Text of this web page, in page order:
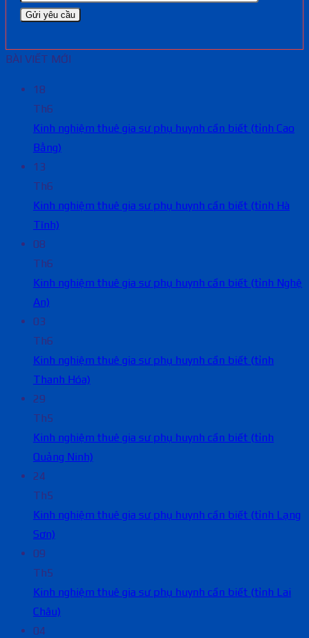
BÀI VIẾT MỚI
18
Th6
Kinh nghiệm thuê gia sư phụ huynh cần biết (tỉnh Cao
Bằng)
13
Th6
Kinh nghiệm thuê gia sư phụ huynh cần biết (tỉnh Hà
Tĩnh)
08
Th6
Kinh nghiệm thuê gia sư phụ huynh cần biết (tỉnh Nghệ
An)
03
Th6
Kinh nghiệm thuê gia sư phụ huynh cần biết (tỉnh
Thanh Hóa)
29
Th5
Kinh nghiệm thuê gia sư phụ huynh cần biết (tỉnh
Quảng Ninh)
24
Th5
Kinh nghiệm thuê gia sư phụ huynh cần biết (tỉnh Lạng
Sơn)
09
Th5
Kinh nghiệm thuê gia sư phụ huynh cần biết (tỉnh Lai
Châu)
04